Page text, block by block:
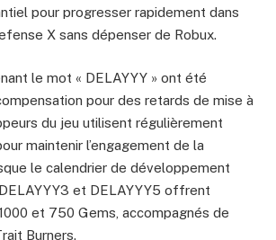
pour progresser rapidement dans
X sans dépenser de Robux.
le mot « DELAYYY » ont été
pour des retards de mise à
du jeu utilisent régulièrement
maintenir l’engagement de la
le calendrier de développement
et DELAYYY5 offrent
et 750 Gems, accompagnés de
Burners.